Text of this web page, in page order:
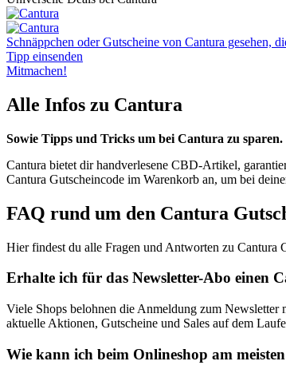
Schnäppchen oder Gutscheine von Cantura gesehen,
Tipp einsenden
Mitmachen!
Alle Infos zu Cantura
Sowie Tipps und Tricks um bei Cantura zu sparen.
Cantura bietet dir handverlesene CBD-Artikel,
Cantura Gutscheincode im Warenkorb an, um bei
FAQ rund um den Cantura
Hier findest du alle Fragen und Antworten zu Cantura
Erhalte ich für das Newsletter-Abo einen
Viele Shops belohnen die Anmeldung zum
aktuelle Aktionen, Gutscheine und Sales auf dem
Wie kann ich beim Onlineshop am